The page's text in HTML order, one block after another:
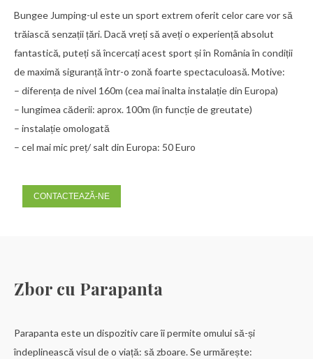
Bungee Jumping-ul este un sport extrem oferit celor care vor să
trăiască senzații țări. Dacă vreți să aveți o experiență absolut
fantastică, puteți să încercați acest sport și în România în condiții
de maximă siguranță într-o zonă foarte spectaculoasă. Motive:
– diferența de nivel 160m (cea mai înalta instalație din Europa)
– lungimea căderii: aprox. 100m (în funcție de greutate)
– instalație omologată
– cel mai mic preț/ salt din Europa: 50 Euro
CONTACTEAZĂ-NE
Zbor cu Parapanta
Parapanta este un dispozitiv care îi permite omului să-și
îndeplinească visul de o viață: să zboare. Se urmărește: